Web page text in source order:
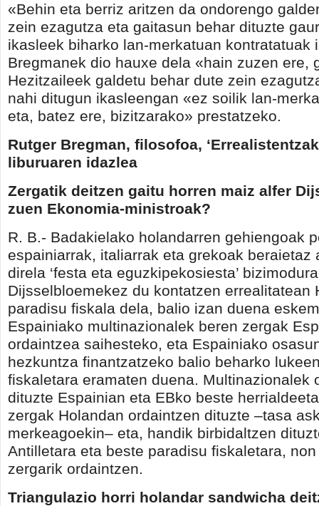
«Behin eta berriz aritzen da ondorengo
zein ezagutza eta gaitasun behar dituzte
ikasleek biharko lan-merkatuan kontratatuak
Bregmanek dio hauxe dela «hain zuzen ere,
Hezitzaileek galdetu behar dute zein
nahi ditugun ikasleengan «ez soilik lan-
eta, batez ere, bizitzarako» prestatzeko.
Rutger Bregman, filosofoa,
liburuaren idazlea
Zergatik deitzen gaitu horren maiz alfer
zuen Ekonomia-ministroak?
R. B.- Badakielako holandarren gehiengoak
espainiarrak, italiarrak eta grekoak beraietaz
direla ‘festa eta eguzkipekosiesta’
Dijsselbloemekez du kontatzen errealitatean
paradisu fiskala dela, balio izan duena
Espainiako multinazionalek beren zergak
ordaintzea saihesteko, eta Espainiako
hezkuntza finantzatzeko balio beharko
fiskaletara eramaten duena. Multinazionalek
dituzte Espainian eta EBko beste
zergak Holandan ordaintzen dituzte –tasa
merkeagoekin– eta, handik birbidaltzen
Antilletara eta beste paradisu fiskaletara,
zergarik ordaintzen.
Triangulazio horri holandar sandwicha